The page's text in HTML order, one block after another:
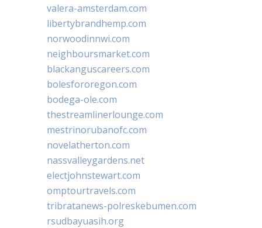
valera-amsterdam.com
libertybrandhemp.com
norwoodinnwi.com
neighboursmarket.com
blackanguscareers.com
bolesfororegon.com
bodega-ole.com
thestreamlinerlounge.com
mestrinorubanofc.com
novelatherton.com
nassvalleygardens.net
electjohnstewart.com
omptourtravels.com
tribratanews-polreskebumen.com
rsudbayuasih.org